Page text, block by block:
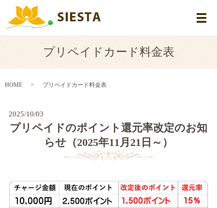
メ
プリペイドカード料金表
HOME プリペイドカード料金表
2025/10/03
プリペイドのポイント還元率改定のお知
らせ（2025年11月21日～）